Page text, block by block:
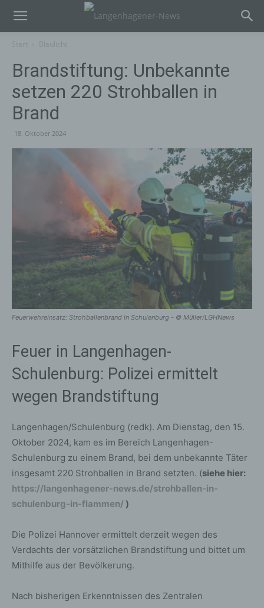
Brandstiftung: Unbekannte
setzen 220 Strohballen in
Brand
18. Oktober 2024
Feuerwehreinsatz: Strohballenbrand in Schulenburg - © Müller/LGHNews
Feuer in Langenhagen-
Schulenburg: Polizei ermittelt
wegen Brandstiftung
Langenhagen/Schulenburg (redk). Am Dienstag, den 15.
Oktober 2024, kam es im Bereich Langenhagen-
Schulenburg zu einem Brand, bei dem unbekannte Täter
insgesamt 220 Strohballen in Brand setzten. (siehe hier:
https://langenhagener-news.de/strohballen-in-
schulenburg-in-flammen/ )
Die Polizei Hannover ermittelt derzeit wegen des
Verdachts der vorsätzlichen Brandstiftung und bittet um
Mithilfe aus der Bevölkerung.
Nach bisherigen Erkenntnissen des Zentralen